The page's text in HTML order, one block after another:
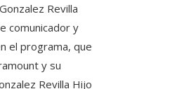
Revilla
comunicador y
el programa, que
y su
Revilla Hijo